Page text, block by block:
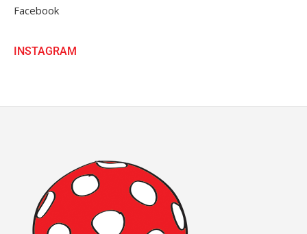
Facebook
INSTAGRAM